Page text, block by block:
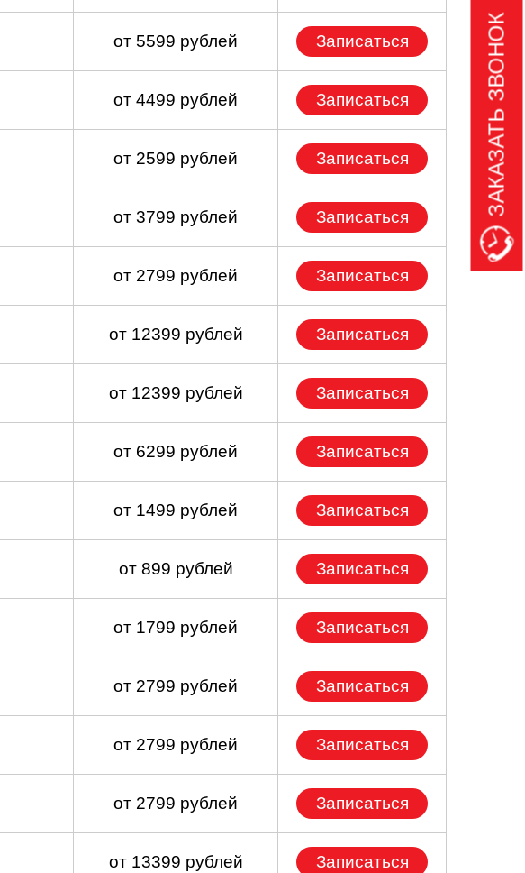
от 5599 рублей Записаться
от 4499 рублей Записаться
от 2599 рублей Записаться
от 3799 рублей Записаться
от 2799 рублей Записаться
от 12399 рублей Записаться
от 12399 рублей Записаться
от 6299 рублей Записаться
от 1499 рублей Записаться
от 899 рублей Записаться
от 1799 рублей Записаться
от 2799 рублей Записаться
от 2799 рублей Записаться
от 2799 рублей Записаться
от 13399 рублей Записаться
ЗАКАЗАТЬ ЗВОНОК